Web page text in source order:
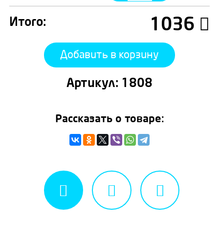
Итого: 1036
Добавить в корзину
Артикул: 1808
Рассказать о товаре: